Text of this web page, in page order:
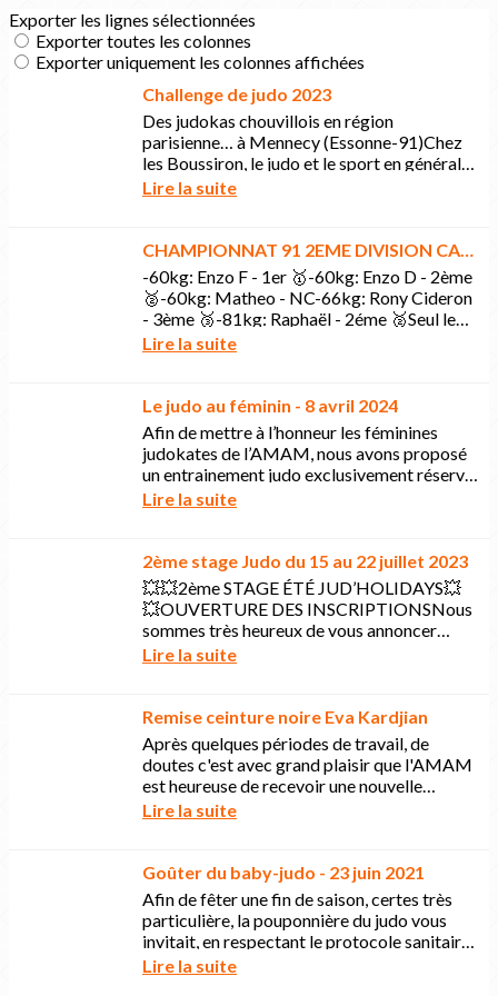
Exporter les lignes sélectionnées
Exporter toutes les colonnes
Exporter uniquement les colonnes affichées
Challenge de judo 2023
Des judokas chouvillois en région
parisienne… à Mennecy (Essonne-91)Chez
les Boussiron, le judo et le sport en général
sont une histoire de famille. De partage, de
Lire la suite
CHAMPIONNAT 91 2EME DIVISION CADETS
-60kg: Enzo F - 1er 🥇-60kg: Enzo D - 2ème
🥈-60kg: Matheo - NC-66kg: Rony Cideron
- 3ème 🥉-81kg: Raphaël - 2éme 🥈Seul le
premier se qualifie au championnat. Enzo F
Lire la suite
Le judo au féminin - 8 avril 2024
Afin de mettre à l’honneur les féminines
judokates de l’AMAM, nous avons proposé
un entrainement judo exclusivement réservé
aux filles.Un entraînement spécial féminin a
Lire la suite
2ème stage Judo du 15 au 22 juillet 2023
💥💥2ème STAGE ÉTÉ JUD’HOLIDAYS💥
💥OUVERTURE DES INSCRIPTIONSNous
sommes très heureux de vous annoncer
l’ouverture des inscriptions du 2ème Stage
Lire la suite
Remise ceinture noire Eva Kardjian
Après quelques périodes de travail, de
doutes c'est avec grand plaisir que l'AMAM
est heureuse de recevoir une nouvelle
ceinture noire dans ses rangs. BRAVO Eva
Lire la suite
Goûter du baby-judo - 23 juin 2021
Afin de fêter une fin de saison, certes très
particulière, la pouponnière du judo vous
invitait, en respectant le protocole sanitaire
en vigueur le mercredi 23 juin à partir de...
Lire la suite